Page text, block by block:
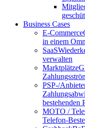
Business Cases
E-Commerce
in einem
SaaS
verwalten
Marktplätze
PSP-/
bestehenden
MOTO /
Telefon-